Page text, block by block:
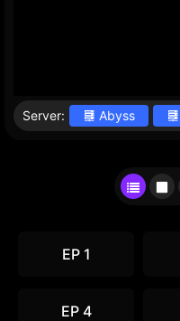
Server: Abyss
EP 1
EP 4